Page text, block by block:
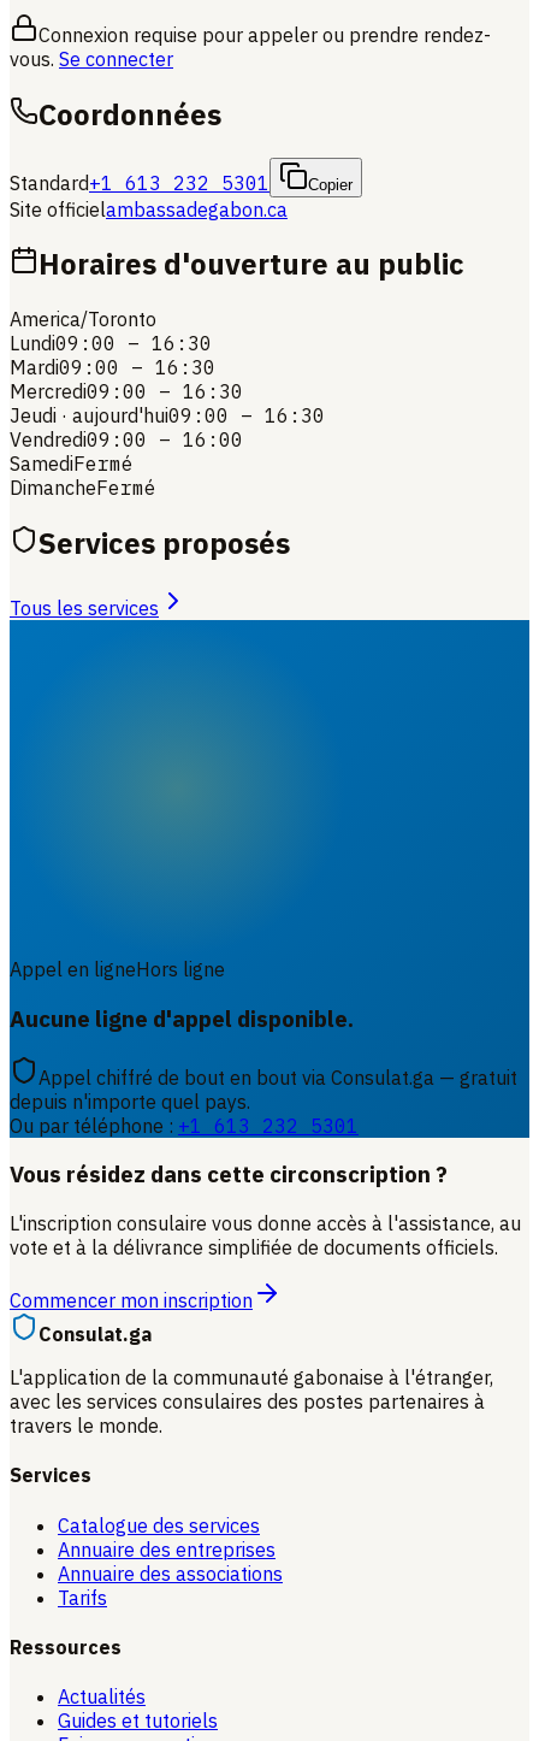
Connexion requise pour appeler ou prendre rendez-
vous. Se connecter
Coordonnées
Standard+1 613 232 5301 Copier
Site officielambassadegabon.ca
Horaires d'ouverture au public
America/Toronto
Lundi09:00 – 16:30
Mardi09:00 – 16:30
Mercredi09:00 – 16:30
Jeudi · aujourd'hui09:00 – 16:30
Vendredi09:00 – 16:00
SamediFermé
DimancheFermé
Services proposés
Tous les services
Appel en ligneHors ligne
Aucune ligne d'appel disponible.
Appel chiffré de bout en bout via Consulat.ga — gratuit
depuis n'importe quel pays.
Ou par téléphone : +1 613 232 5301
Vous résidez dans cette circonscription ?
L'inscription consulaire vous donne accès à l'assistance, au
vote et à la délivrance simplifiée de documents officiels.
Commencer mon inscription
Consulat.ga
L'application de la communauté gabonaise à l'étranger,
avec les services consulaires des postes partenaires à
travers le monde.
Services
Catalogue des services
Annuaire des entreprises
Annuaire des associations
Tarifs
Ressources
Actualités
Guides et tutoriels